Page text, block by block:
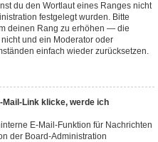
du den Wortlaut eines Ranges nicht
festgelegt wurden. Bitte
deinen Rang zu erhöhen — die
und ein Moderator oder
einfach wieder zurücksetzen.
Mail-Link klicke, werde ich
E-Mail-Funktion für Nachrichten
der Board-Administration